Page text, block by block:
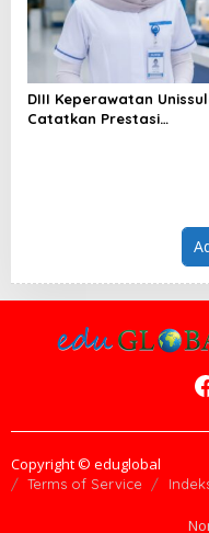
DIII Keperawatan
Catatkan Prestasi
Copyright © eduglobal
Terms of Service